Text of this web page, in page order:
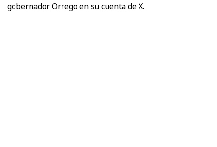
gobernador Orrego en su cuenta de X.